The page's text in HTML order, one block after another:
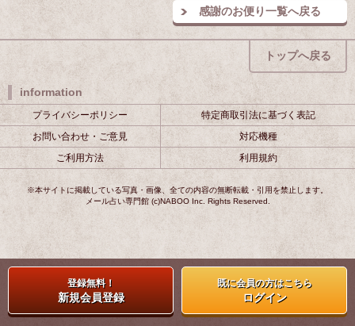
感謝のお便り一覧へ戻る
トップへ戻る
information
プライバシーポリシー
特定商取引法に基づく表記
お問い合わせ・ご意見
対応機種
ご利用方法
利用規約
※本サイトに掲載している写真・画像、全ての内容の無断転載・引用を禁止します。
メール占い専門館 (c)NABOO Inc. Rights Reserved.
登録無料！
新規会員登録
既に会員の方はこちら
ログイン